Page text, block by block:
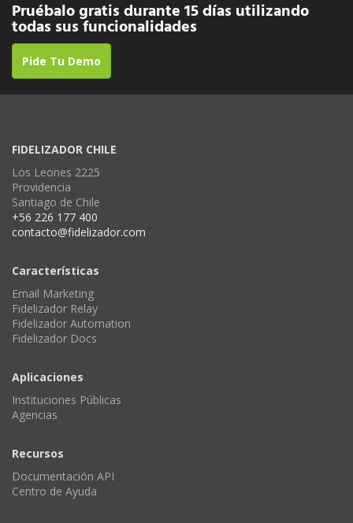
Pruébalo gratis durante 15 días utilizando
todas sus funcionalidades
Pide Tu Demo
FIDELIZADOR CHILE
Los Leones 2225
Providencia
Santiago de Chile
+56 226 177 400
contacto@fidelizador.com
Características
Email Marketing
Fidelizador Relay
Fidelizador Automation
Fidelizador Docs
Aplicaciones
Instituciones Públicas
Agencias
Recursos
Documentación API
Centro de Ayuda